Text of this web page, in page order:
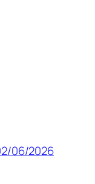
06/2026